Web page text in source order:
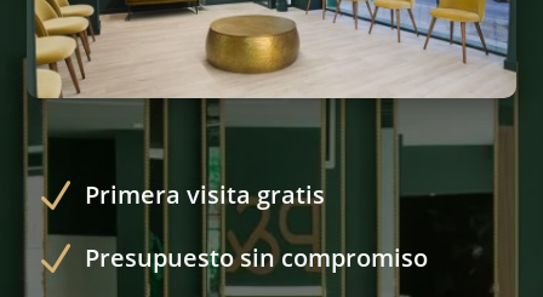
N Primera visita gratis
N Presupuesto sin compromiso